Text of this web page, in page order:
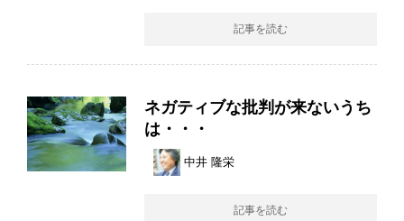
記事を読む
ネガティブな批判が来ないうち
は・・・
中井 隆栄
記事を読む